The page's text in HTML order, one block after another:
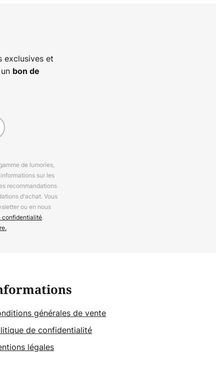
exclusives et
bon de
de lumories,
sur les
recommandations
d'achat. Vous
ou en nous
confidentialité.
générales de vente
de confidentialité
légales